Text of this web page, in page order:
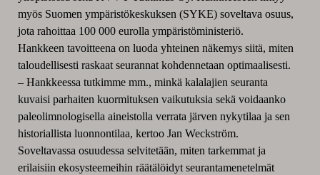
myös Suomen ympäristökeskuksen (SYKE) soveltava osuus,
jota rahoittaa 100 000 eurolla ympäristöministeriö.
Hankkeen tavoitteena on luoda yhteinen näkemys siitä, miten
taloudellisesti raskaat seurannat kohdennetaan optimaalisesti.
– Hankkeessa tutkimme mm., minkä kalalajien seuranta
kuvaisi parhaiten kuormituksen vaikutuksia sekä voidaanko
paleolimnologisella aineistolla verrata järven nykytilaa ja sen
historiallista luonnontilaa, kertoo Jan Weckström.
Soveltavassa osuudessa selvitetään, miten tarkemmat ja
erilaisiin ekosysteemeihin räätälöidyt seurantamenetelmät